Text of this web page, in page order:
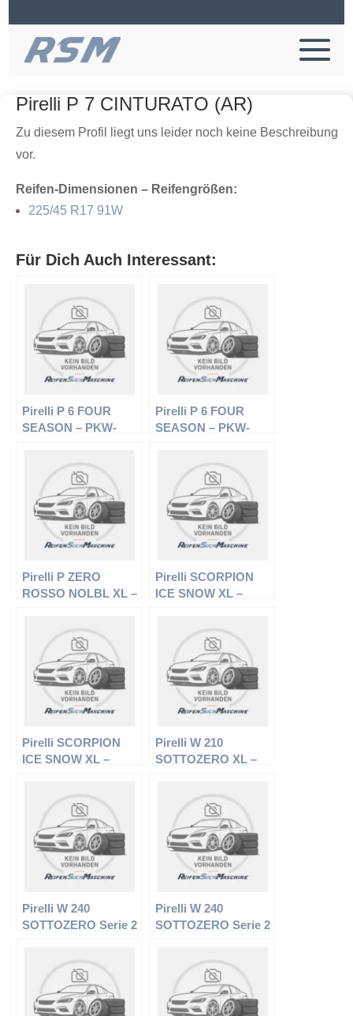
Pirelli P 7 CINTURATO (AR)
Zu diesem Profil liegt uns leider noch keine Beschreibung
vor.
Reifen-Dimensionen – Reifengrößen:
225/45 R17 91W
Für Dich Auch Interessant:
Pirelli P 6 FOUR
SEASON – PKW-
Ganzjahresreifen
Pirelli P 6 FOUR
SEASON – PKW-
Ganzjahresreifen
Pirelli P ZERO
ROSSO NOLBL XL –
Sommerreifen
Pirelli SCORPION
ICE SNOW XL –
Winterreifen
Pirelli SCORPION
ICE SNOW XL –
Winterreifen
Pirelli W 210
SOTTOZERO XL –
Winterreifen
Pirelli W 240
SOTTOZERO Serie 2
Winterreifen
Pirelli W 240
SOTTOZERO Serie 2
Winterreifen